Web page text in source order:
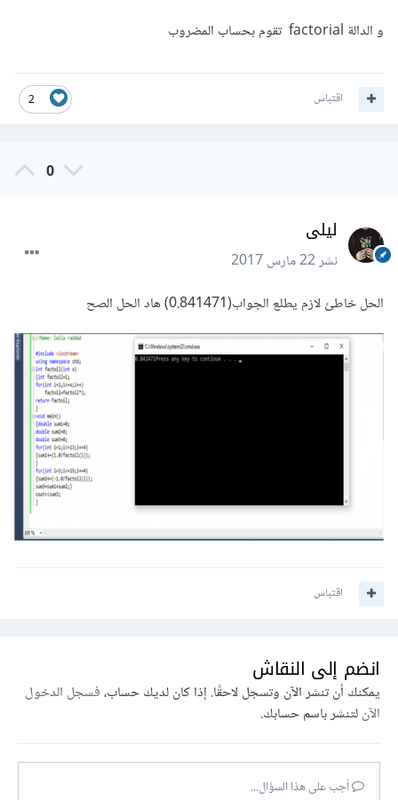
و الدالة factorial تقوم بحساب المضروب
2 اقتباس
0
ليلى
نشر22 مارس 2017
الحل خاطئ لازم يطلع الجواب(0.841471) هاد الحل الصح
اقتباس
انضم إلى النقاش
يمكنك أن تنشر الآن وتسجل لاحقًا. إذا كان لديك حساب،فسجل الدخول
الآنلتنشر باسم حسابك.
أجب على هذا السؤال...